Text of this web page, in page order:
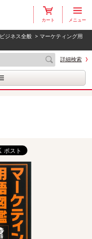
カート メニュー
ビジネス全般 > マーケティング用
詳細検索